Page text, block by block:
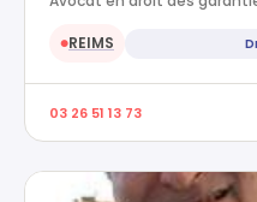
●REIMS
03 26 51 13 73